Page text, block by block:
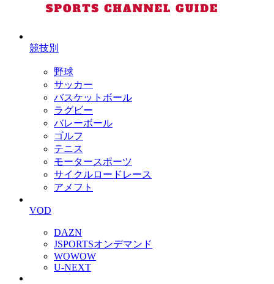
競技別
野球
サッカー
バスケットボール
ラグビー
バレーボール
ゴルフ
テニス
モータースポーツ
サイクルロードレース
アメフト
VOD
DAZN
JSPORTSオンデマンド
WOWOW
U-NEXT